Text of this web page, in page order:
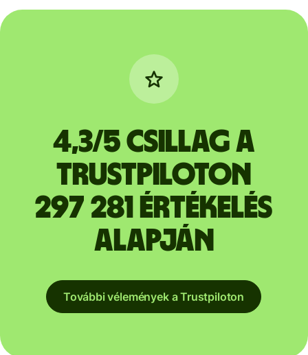
4,3/5 csillag a
Trustpiloton
297 281 értékelés
alapján
További vélemények a Trustpiloton